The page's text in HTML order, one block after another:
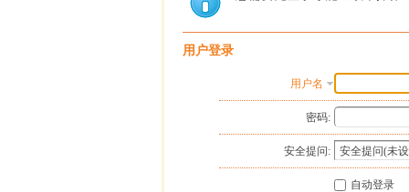
用户登录
用户名
密码:
安全提问:
自动登录